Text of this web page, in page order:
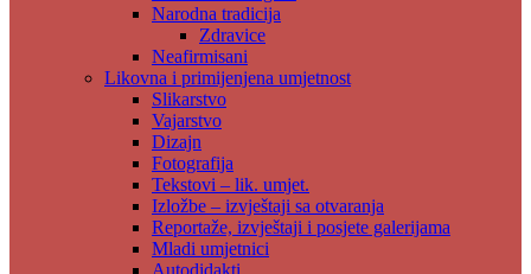
Narodna tradicija
Zdravice
Neafirmisani
Likovna i primijenjena umjetnost
Slikarstvo
Vajarstvo
Dizajn
Fotografija
Tekstovi – lik. umjet.
Izložbe – izvještaji sa otvaranja
Reportaže, izvještaji i posjete galerijama
Mladi umjetnici
Autodidakti